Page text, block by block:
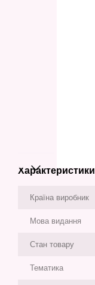
Характеристики
Країна виробник
Мова видання
Стан товару
Тематика